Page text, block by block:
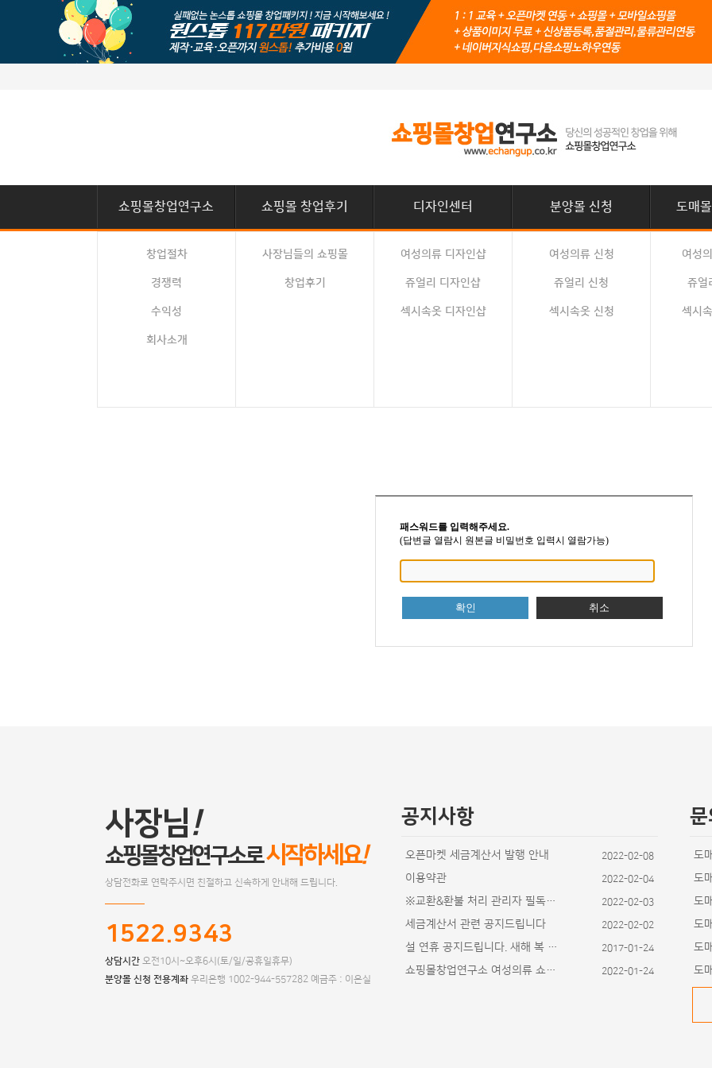
쇼핑몰창업연구소 쇼핑몰 창업후기 디자인센터 분양몰 신청 도매
창업절차
경쟁력
수익성
회사소개
사장님들의 쇼핑몰
창업후기
여성의류 디자인샵
쥬얼리 디자인샵
섹시속옷 디자인샵
여성의류 신청
쥬얼리 신청
섹시속옷 신청
여성
쥬얼
섹시
패스워드를 입력해주세요.
(답변글 열람시 원본글 비밀번호 입력시 열람가능)
확인 취소
사장님!
쇼핑몰창업연구소로시작하세요!
상담전화로 연락주시면 친절하고 신속하게 안내해 드립니다.
1522.9343
상담시간 오전10시~오후6시(토/일/공휴일휴무)
분양몰 신청 전용계좌 우리은행 1002-944-557282 예금주 : 이은실
공지사항
오픈마켓 세금계산서 발행 안내 2022-02-08
이용약관 2022-02-04
※교환&환불 처리 관리자 필독사항 2022-02-03
세금계산서 관련 공지드립니다 2022-02-02
설 연휴 공지드립니다. 새해 복 많이 받으세요~ 2017-01-24
쇼핑몰창업연구소 여성의류 쇼핑몰 디자인이 추가 2022-01-24
문
도
도
도
도
도
도